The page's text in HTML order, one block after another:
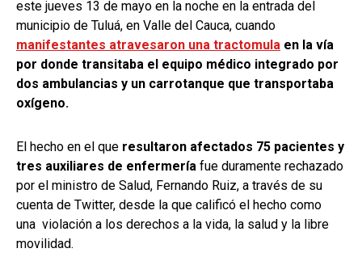
este jueves 13 de mayo en la noche en la entrada del
municipio de Tuluá, en Valle del Cauca, cuando
manifestantes atravesaron una tractomula en la vía
por donde transitaba el equipo médico integrado por
dos ambulancias y un carrotanque que transportaba
oxígeno.
El hecho en el que resultaron afectados 75 pacientes y
tres auxiliares de enfermería fue duramente rechazado
por el ministro de Salud, Fernando Ruiz, a través de su
cuenta de Twitter, desde la que calificó el hecho como
una violación a los derechos a la vida, la salud y la libre
movilidad.